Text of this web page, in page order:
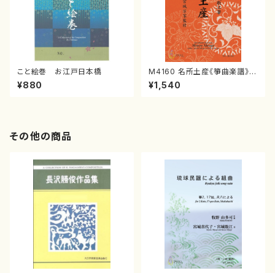
こと絵巻 お江戸日本橋
¥880
M4160 名所土産《箏曲楽譜》
（箏/宮城喜代子・宮城数江著・
宮城宗家監修/箏曲古典楽譜）
¥1,540
その他の商品